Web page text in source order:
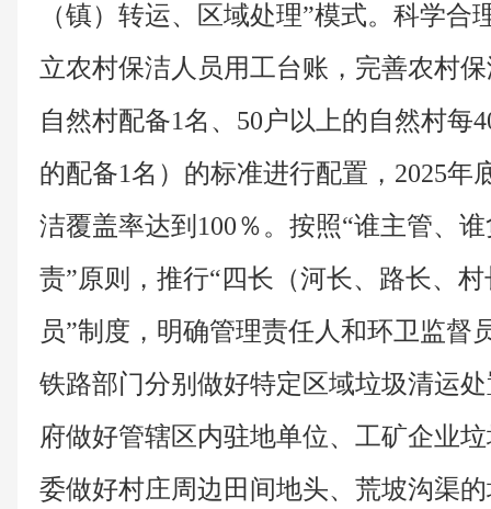
（镇）转运、区域处理”模式。科学合
立农村保洁人员用工台账，完善农村
自然村配备1名、50户以上的自然村每
的配备1名）的标准进行配置，2025年
洁覆盖率达到100％。按照“谁主管、
责”原则，推行“四长（河长、路长、
员”制度，明确管理责任人和环卫监督
铁路部门分别做好特定区域垃圾清运
府做好管辖区内驻地单位、工矿企业
委做好村庄周边田间地头、荒坡沟渠